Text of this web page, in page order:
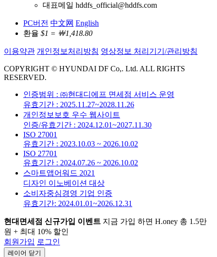
대표메일 hddfs_official@hddfs.com
PC버전 中文网 English
환율 $1 = ￦1,418.80
이용약관 개인정보처리방침 영상정보 처리기기/관리방침
COPYRIGHT © HYUNDAI DF Co,. Ltd. ALL RIGHTS
RESERVED.
인증범위 : ㈜현대디에프 면세점 서비스 운영
유효기간 : 2025.11.27~2028.11.26
개인정보보호 우수 웹사이트
인증/유효기간 : 2024.12.01~2027.11.30
ISO 27001
유효기간 : 2023.10.03 ~ 2026.10.02
ISO 27701
유효기간 : 2024.07.26 ~ 2026.10.02
스마트앱어워드 2021
디자인 이노베이션 대상
소비자중심경영 기업 인증
유효기간: 2024.01.01~2026.12.31
현대면세점 신규가입 이벤트 지금 가입 하면 H.oney 총 1.5만
원 + 최대 10% 할인
회원가입 로그인
레이어 닫기